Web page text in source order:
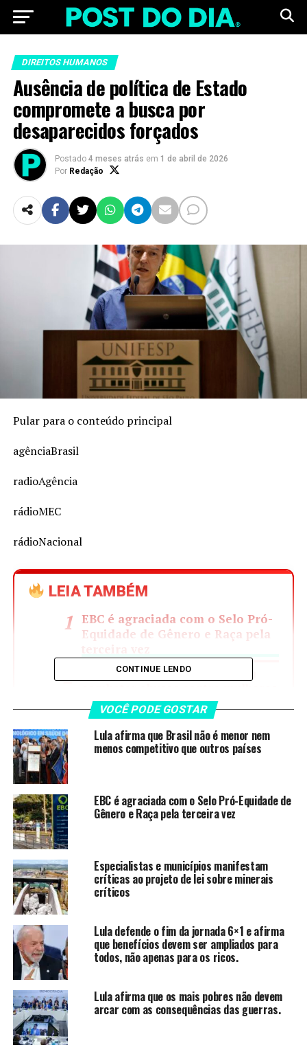
DIREITOS HUMANOS
Ausência de política de Estado
compromete a busca por
desaparecidos forçados
Postado 4 meses atrás em 1 de abril de 2026
Por Redação
Pular para o conteúdo principal
agênciaBrasil
radioAgência
rádioMEC
rádioNacional
LEIA TAMBÉM
EBC é agraciada com o Selo Pró-
Equidade de Gênero e Raça pela
Rio de Janeiro aprova lei para
no transporte coletivo
Itaipu adquire nova área para
assentamento indígena no
Paraná
para promover igualdade de
gênero e combater a misoginia
tvBrasil
|
carta de serviços
|
transparência
CONTINUE LENDO
VOCÊ PODE GOSTAR
Lula afirma que Brasil não é menor nem
menos competitivo que outros países
EBC é agraciada com o Selo Pró-Equidade de
Gênero e Raça pela terceira vez
Especialistas e municípios manifestam
críticas ao projeto de lei sobre minerais
críticos
Lula defende o fim da jornada 6×1 e afirma
que benefícios devem ser ampliados para
todos, não apenas para os ricos.
Lula afirma que os mais pobres não devem
arcar com as consequências das guerras.